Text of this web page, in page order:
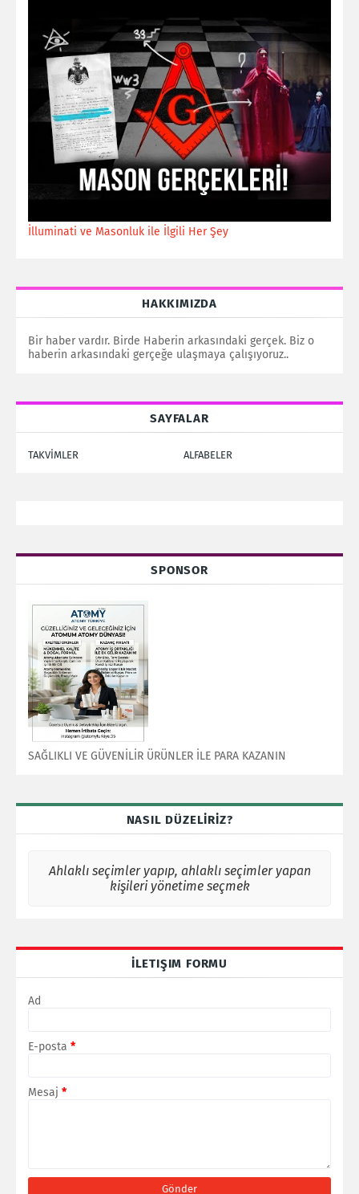
İlluminati ve Masonluk ile İlgili Her Şey
HAKKIMIZDA
Bir haber vardır. Birde Haberin arkasındaki gerçek. Biz o
haberin arkasındaki gerçeğe ulaşmaya çalışıyoruz..
SAYFALAR
TAKVİMLER ALFABELER
SPONSOR
SAĞLIKLI VE GÜVENİLİR ÜRÜNLER İLE PARA KAZANIN
NASIL DÜZELİRİZ?
Ahlaklı seçimler yapıp, ahlaklı seçimler yapan
kişileri yönetime seçmek
İLETIŞIM FORMU
Ad
E-posta *
Mesaj *